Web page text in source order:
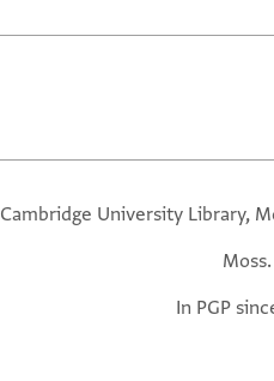
Cambridge University Library,
In PGP